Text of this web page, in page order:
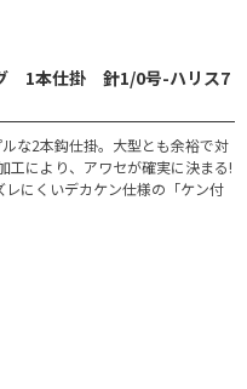
1本仕掛 針1/0号-ハリス7
な2本鈎仕掛。大型とも余裕で対
工により、アワセが確実に決まる!
にくいデカケン仕様の「ケン付